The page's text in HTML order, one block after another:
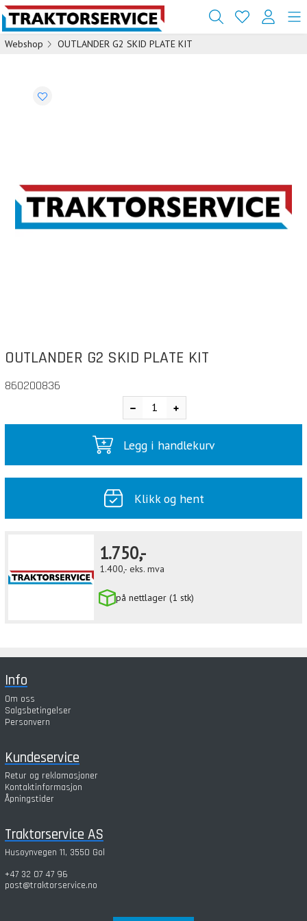
Webshop OUTLANDER G2 SKID PLATE KIT
OUTLANDER G2 SKID PLATE KIT
860200836
Legg i handlekurv
Klikk og hent
1.750,-
1.400,- eks. mva
på nettlager (1 stk)
Info
Om oss
Salgsbetingelser
Personvern
Kundeservice
Retur og reklamasjoner
Kontaktinformasjon
Åpningstider
Traktorservice AS
Husøynvegen 11, 3550 Gol
+47 32 07 47 96
post@traktorservice.no